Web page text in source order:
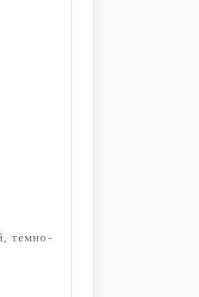
темно-